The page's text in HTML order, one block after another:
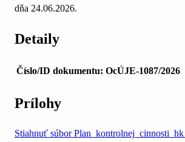
dňa 24.06.2026.
Detaily
Číslo/ID dokumentu: OcÚJE-1087/2026
Prílohy
Stiahnuť súborPlan_kontrolnej_cinnosti_hk